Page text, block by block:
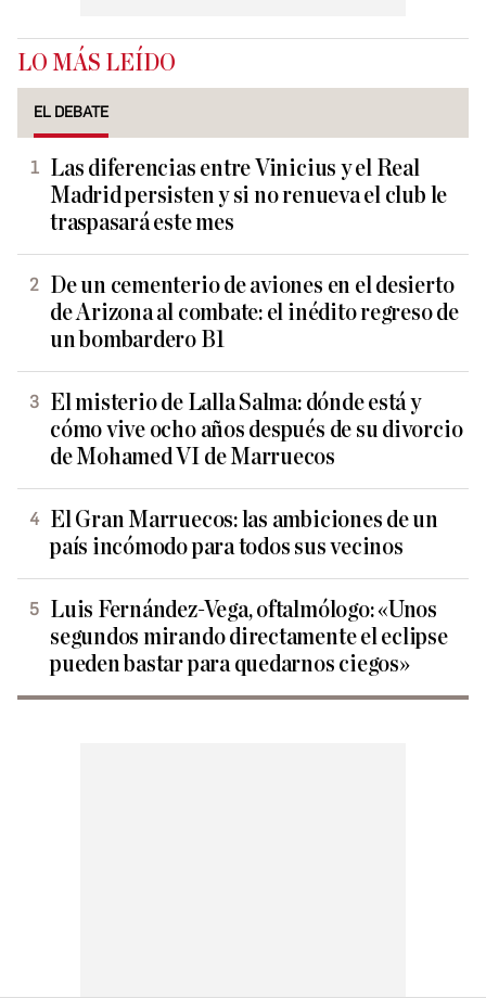
LO MÁS LEÍDO
EL DEBATE
Las diferencias entre Vinicius y el Real
Madrid persisten y si no renueva el club le
traspasará este mes
De un cementerio de aviones en el desierto
de Arizona al combate: el inédito regreso de
un bombardero B1
El misterio de Lalla Salma: dónde está y
cómo vive ocho años después de su divorcio
de Mohamed VI de Marruecos
El Gran Marruecos: las ambiciones de un
país incómodo para todos sus vecinos
Luis Fernández-Vega, oftalmólogo: «Unos
segundos mirando directamente el eclipse
pueden bastar para quedarnos ciegos»